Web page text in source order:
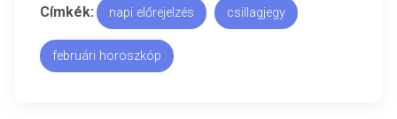
Címkék: napi előrejelzés csillagjegy
februári horoszkóp